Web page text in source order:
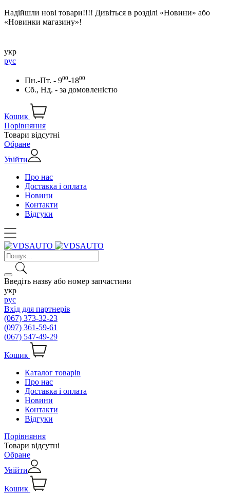
Надійшли нові товари!!!! Дивіться в розділі «Новини» або
«Новинки магазину»!
укр
рус
Пн.-Пт. - 900-1800
Сб., Нд. - за домовленістю
Кошик
Порівняння
Товари відсутні
Обране
Увійти
Про нас
Доставка і оплата
Новини
Контакти
Відгуки
Введіть назву або номер запчастини
укр
рус
Вхід для партнерів
(067) 373-32-23
(097) 361-59-61
(067) 547-49-29
Кошик
Каталог товарів
Про нас
Доставка і оплата
Новини
Контакти
Відгуки
Порівняння
Товари відсутні
Обране
Увійти
Кошик